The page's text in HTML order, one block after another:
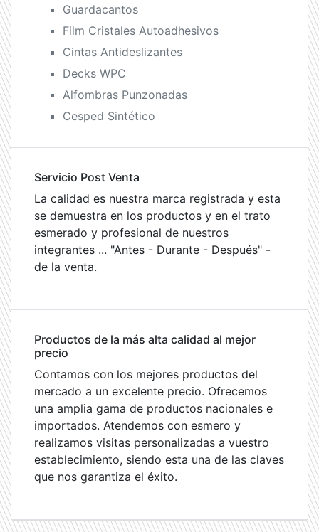
Guardacantos
Film Cristales Autoadhesivos
Cintas Antideslizantes
Decks WPC
Alfombras Punzonadas
Cesped Sintético
Servicio Post Venta
La calidad es nuestra marca registrada y esta
se demuestra en los productos y en el trato
esmerado y profesional de nuestros
integrantes ... "Antes - Durante - Después" -
de la venta.
Productos de la más alta calidad al mejor
precio
Contamos con los mejores productos del
mercado a un excelente precio. Ofrecemos
una amplia gama de productos nacionales e
importados. Atendemos con esmero y
realizamos visitas personalizadas a vuestro
establecimiento, siendo esta una de las claves
que nos garantiza el éxito.